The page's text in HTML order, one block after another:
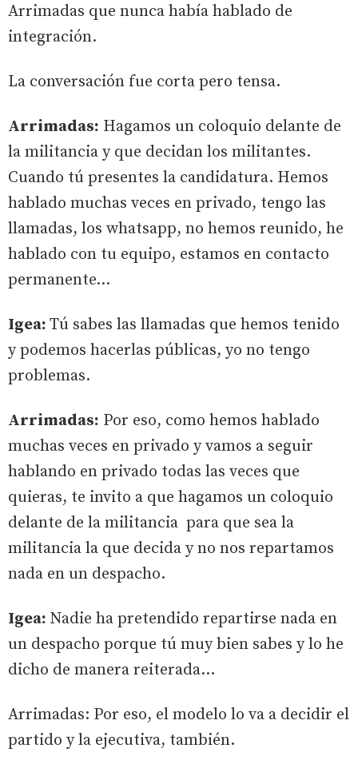
Arrimadas que nunca había hablado de
integración.
La conversación fue corta pero tensa.
Arrimadas: Hagamos un coloquio delante de
la militancia y que decidan los militantes.
Cuando tú presentes la candidatura. Hemos
hablado muchas veces en privado, tengo las
llamadas, los whatsapp, no hemos reunido, he
hablado con tu equipo, estamos en contacto
permanente…
Igea: Tú sabes las llamadas que hemos tenido
y podemos hacerlas públicas, yo no tengo
problemas.
Arrimadas: Por eso, como hemos hablado
muchas veces en privado y vamos a seguir
hablando en privado todas las veces que
quieras, te invito a que hagamos un coloquio
delante de la militancia para que sea la
militancia la que decida y no nos repartamos
nada en un despacho.
Igea: Nadie ha pretendido repartirse nada en
un despacho porque tú muy bien sabes y lo he
dicho de manera reiterada…
Arrimadas: Por eso, el modelo lo va a decidir el
partido y la ejecutiva, también.